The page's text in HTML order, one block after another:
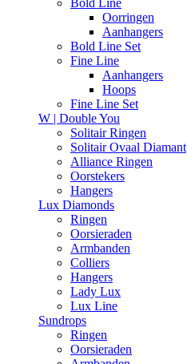
Bold Line
Oorringen
Aanhangers
Bold Line Set
Fine Line
Aanhangers
Hoops
Fine Line Set
W | Double You
Solitair Ringen
Solitair Ovaal Diamant
Alliance Ringen
Oorstekers
Hangers
Lux Diamonds
Ringen
Oorsieraden
Armbanden
Colliers
Hangers
Lady Lux
Lux Line
Sundrops
Ringen
Oorsieraden